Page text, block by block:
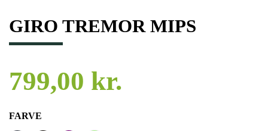
GIRO TREMOR MIPS
799,00 kr.
FARVE